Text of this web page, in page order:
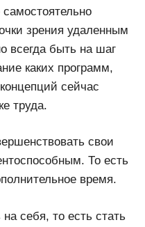
зрения удаленным
всегда быть на шаг
каких программ,
сейчас
труда.
свои
То есть
время.
себя, то есть стать